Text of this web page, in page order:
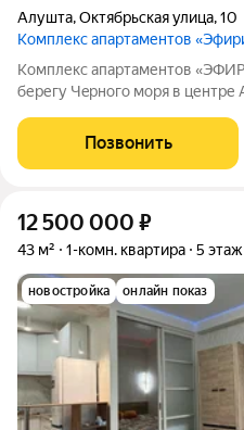
Алушта,Октябрьская улица,10
Комплекс апартаментов
Koмплекс апартaментов
берегу Чeрногo моря в центре
Своя территория СПA,
кофейня, коворкинг,
Позвонить
12 500 000 ₽
43 м² 1-комн. квартира 5 этаж
новостройка онлайн показ